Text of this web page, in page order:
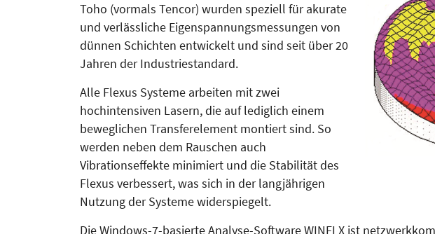
Toho (vormals Tencor) wurden speziell für akurate
und verlässliche Eigenspannungsmessungen von
dünnen Schichten entwickelt und sind seit über 20
Jahren der Industriestandard.
Alle Flexus Systeme arbeiten mit zwei
hochintensiven Lasern, die auf lediglich einem
beweglichen Transferelement montiert sind. So
werden neben dem Rauschen auch
Vibrationseffekte minimiert und die Stabilität des
Flexus verbessert, was sich in der langjährigen
Nutzung der Systeme widerspiegelt.
Die Windows-7-basierte Analyse-Software WINFLX ist